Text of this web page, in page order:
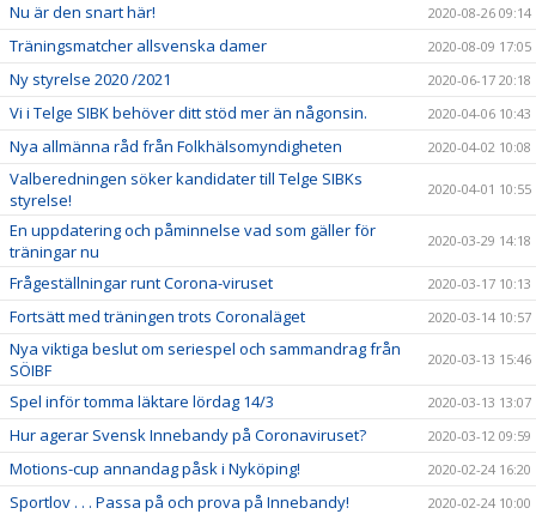
Nu är den snart här! 2020-08-26 09:14
Träningsmatcher allsvenska damer 2020-08-09 17:05
Ny styrelse 2020 /2021 2020-06-17 20:18
Vi i Telge SIBK behöver ditt stöd mer än någonsin. 2020-04-06 10:43
Nya allmänna råd från Folkhälsomyndigheten 2020-04-02 10:08
Valberedningen söker kandidater till Telge SIBKs
styrelse!
2020-04-01 10:55
En uppdatering och påminnelse vad som gäller för
träningar nu
2020-03-29 14:18
Frågeställningar runt Corona-viruset 2020-03-17 10:13
Fortsätt med träningen trots Coronaläget 2020-03-14 10:57
Nya viktiga beslut om seriespel och sammandrag från
SÖIBF
2020-03-13 15:46
Spel inför tomma läktare lördag 14/3 2020-03-13 13:07
Hur agerar Svensk Innebandy på Coronaviruset? 2020-03-12 09:59
Motions-cup annandag påsk i Nyköping! 2020-02-24 16:20
Sportlov . . . Passa på och prova på Innebandy! 2020-02-24 10:00